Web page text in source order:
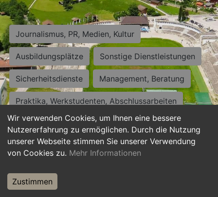
Wir verwenden Cookies, um Ihnen eine bessere
Nutzererfahrung zu ermöglichen. Durch die Nutzung
unserer Webseite stimmen Sie unserer Verwendung
von Cookies zu. Mehr Informationen
Zustimmen
Journalismus, PR, Medien, Kultur
Ausbildungsplätze Sonstige Dienstleistungen
Sicherheitsdienste Management, Beratung
Praktika, Werkstudenten, Abschlussarbeiten
Personalwesen Assistenz, Sekretariat
Hilfskräfte, Aushilfs- und Nebenjobs
Weiterbildung, Studium, duale Ausbildung